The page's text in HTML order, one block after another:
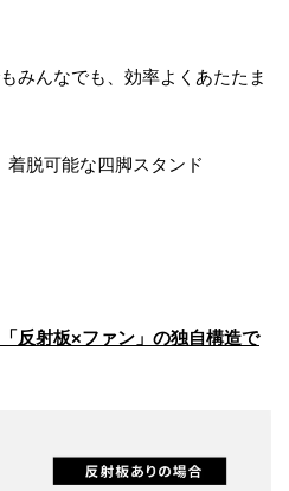
みんなでも、効率よくあたたま
脱可能な四脚スタンド
反射板×ファン」の独自構造で